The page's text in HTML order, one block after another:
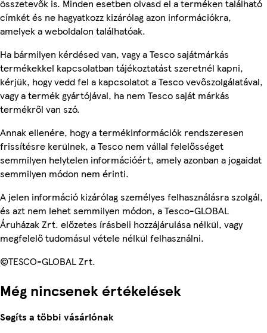
összetevők is. Minden esetben olvasd el a terméken található
címkét és ne hagyatkozz kizárólag azon információkra,
amelyek a weboldalon találhatóak.
Ha bármilyen kérdésed van, vagy a Tesco sajátmárkás
termékekkel kapcsolatban tájékoztatást szeretnél kapni,
kérjük, hogy vedd fel a kapcsolatot a Tesco vevőszolgálatával,
vagy a termék gyártójával, ha nem Tesco saját márkás
termékről van szó.
Annak ellenére, hogy a termékinformációk rendszeresen
frissítésre kerülnek, a Tesco nem vállal felelősséget
semmilyen helytelen információért, amely azonban a jogaidat
semmilyen módon nem érinti.
A jelen információ kizárólag személyes felhasználásra szolgál,
és azt nem lehet semmilyen módon, a Tesco-GLOBAL
Áruházak Zrt. előzetes írásbeli hozzájárulása nélkül, vagy
megfelelő tudomásul vétele nélkül felhasználni.
©TESCO-GLOBAL Zrt.
Még nincsenek értékelések
Segíts a többi vásárlónak